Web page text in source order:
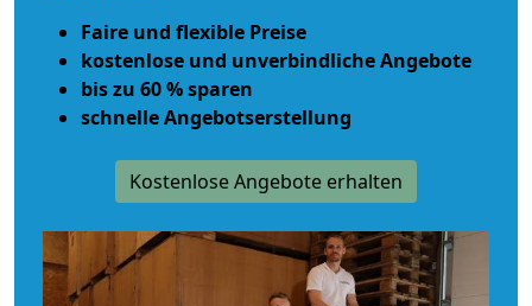
Faire und flexible Preise
kostenlose und unverbindliche Angebote
bis zu 60 % sparen
schnelle Angebotserstellung
Kostenlose Angebote erhalten